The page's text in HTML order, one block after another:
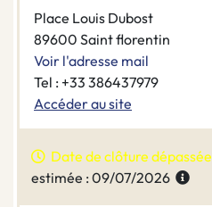
Place Louis Dubost
89600 Saint florentin
Voir l'adresse mail
Tel : +33 386437979
Accéder au site
Date de clôture dépassée
estimée : 09/07/2026